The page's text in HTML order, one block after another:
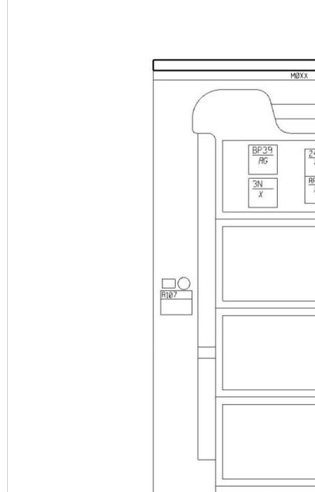
SCHWINDIGKEIT
7 0.5
8 0.5
9 2.5 BP39
TRONISCHES
10 2.0
11 0.5 AP10
LLUNG
13 0.5 AP29
14 0.5 AP4
MIT SICHERUNG
15 0.5 65A
Punkt>
STEUERGERÄT>